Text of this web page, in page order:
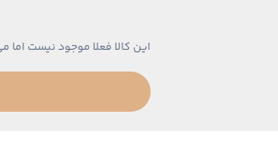
این کالا فعلا موجود نیست اما